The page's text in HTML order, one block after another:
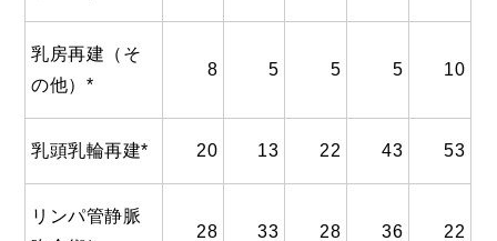
乳房再建（そ
の他）*
8 5 5 5 10
乳頭乳輪再建* 20 13 22 43 53
リンパ管静脈
28 33 28 36 22